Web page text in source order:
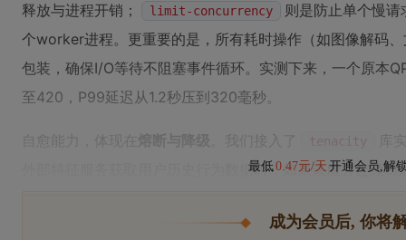
释放与进程开销；
limit-concurrency
则是防止单个慢
个worker进程。更重要的是，所有耗时操作（如图像解码
包装，确保I/O等待不阻塞事件循环。实测下来，一个原本
至420，P99延迟从1.2秒压到320毫秒。
自愈能力，体现在 熔断与降级 。我们接入了 tenacity
外部特征服务获取用户历史行为数据时，如果该服务连续3
最低0.47元/天 开通会员,解
成为会员后, 你将